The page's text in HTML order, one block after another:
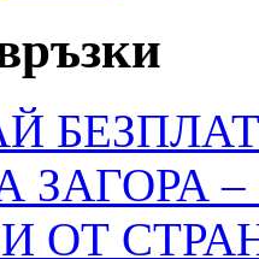
ЗАГОРА
ОТ